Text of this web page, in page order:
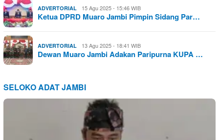
ADVERTORIAL 15 Agu 2025 - 15:46 WIB
Ketua DPRD Muaro Jambi Pimpin Sidang Par…
ADVERTORIAL 13 Agu 2025 - 18:41 WIB
Dewan Muaro Jambi Adakan Paripurna KUPA …
SELOKO ADAT JAMBI